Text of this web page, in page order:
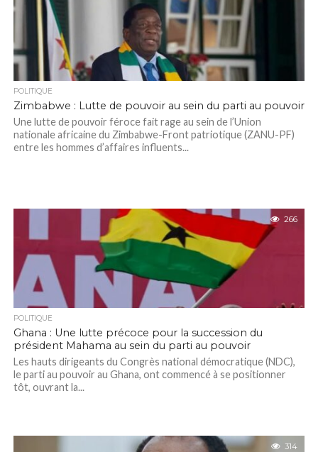
POLITIQUE
Zimbabwe : Lutte de pouvoir au sein du parti au pouvoir
Une lutte de pouvoir féroce fait rage au sein de l’Union
nationale africaine du Zimbabwe-Front patriotique (ZANU-PF)
entre les hommes d’affaires influents...
266
POLITIQUE
Ghana : Une lutte précoce pour la succession du
président Mahama au sein du parti au pouvoir
Les hauts dirigeants du Congrès national démocratique (NDC),
le parti au pouvoir au Ghana, ont commencé à se positionner
tôt, ouvrant la...
314